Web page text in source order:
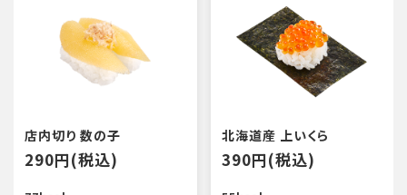
店内切り 数の子
290円(税込)
北海道産 上いくら
390円(税込)